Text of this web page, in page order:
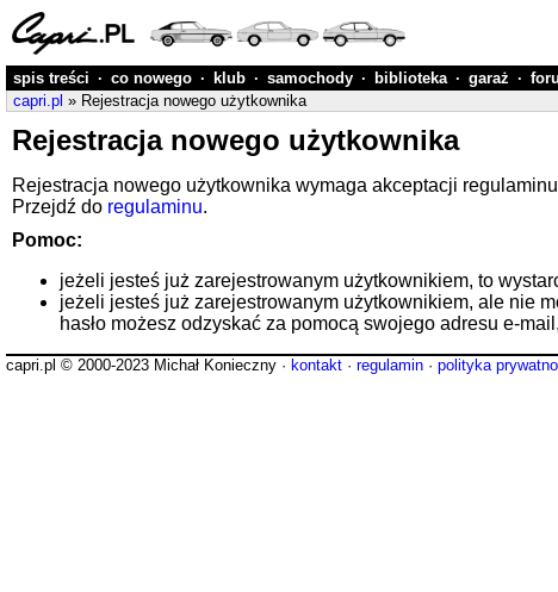
spis treści · co nowego · klub · samochody · biblioteka · garaż ·
capri.pl » Rejestracja nowego użytkownika
Rejestracja nowego użytkownika
Rejestracja nowego użytkownika wymaga akceptacji
Przejdź do regulaminu.
Pomoc:
jeżeli jesteś już zarejestrowanym użytkownikiem, to
jeżeli jesteś już zarejestrowanym użytkownikiem, ale nie
hasło możesz odzyskać za pomocą swojego adresu e-
capri.pl © 2000-2023 Michał Konieczny · kontakt · regulamin · polityka